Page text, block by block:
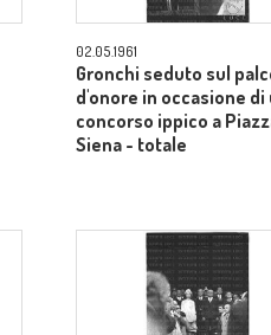
02.05.1961
Gronchi seduto sul
d'onore in occasione di
concorso ippico a
Siena - totale